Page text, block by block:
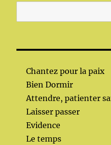
Chantez pour la paix
Bien Dormir
Attendre, patienter
Laisser passer
Evidence
Le temps